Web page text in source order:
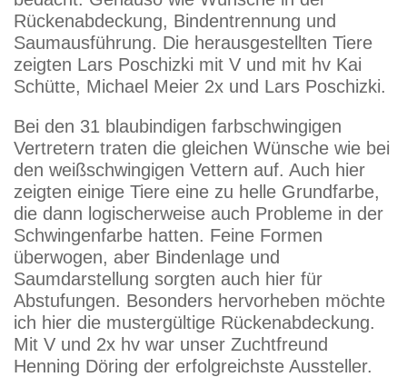
Rückenabdeckung, Bindentrennung und
Saumausführung. Die herausgestellten Tiere
zeigten Lars Poschizki mit V und mit hv Kai
Schütte, Michael Meier 2x und Lars Poschizki.
Bei den 31 blaubindigen farbschwingigen
Vertretern traten die gleichen Wünsche wie bei
den weißschwingigen Vettern auf. Auch hier
zeigten einige Tiere eine zu helle Grundfarbe,
die dann logischerweise auch Probleme in der
Schwingenfarbe hatten. Feine Formen
überwogen, aber Bindenlage und
Saumdarstellung sorgten auch hier für
Abstufungen. Besonders hervorheben möchte
ich hier die mustergültige Rückenabdeckung.
Mit V und 2x hv war unser Zuchtfreund
Henning Döring der erfolgreichste Aussteller.